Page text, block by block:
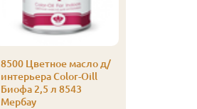
8500 Цветное масло д/
интерьера Color-Oill
Биофа 2,5 л 8543
Мербау